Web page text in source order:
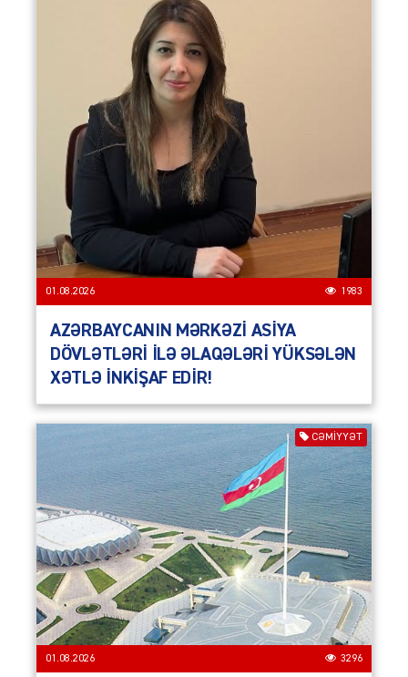
01.08.2026 1983
AZƏRBAYCANIN MƏRKƏZİ ASİYA
DÖVLƏTLƏRİ İLƏ ƏLAQƏLƏRİ YÜKSƏLƏN
XƏTLƏ İNKİŞAF EDİR!
CƏMIYYƏT
01.08.2026 3296